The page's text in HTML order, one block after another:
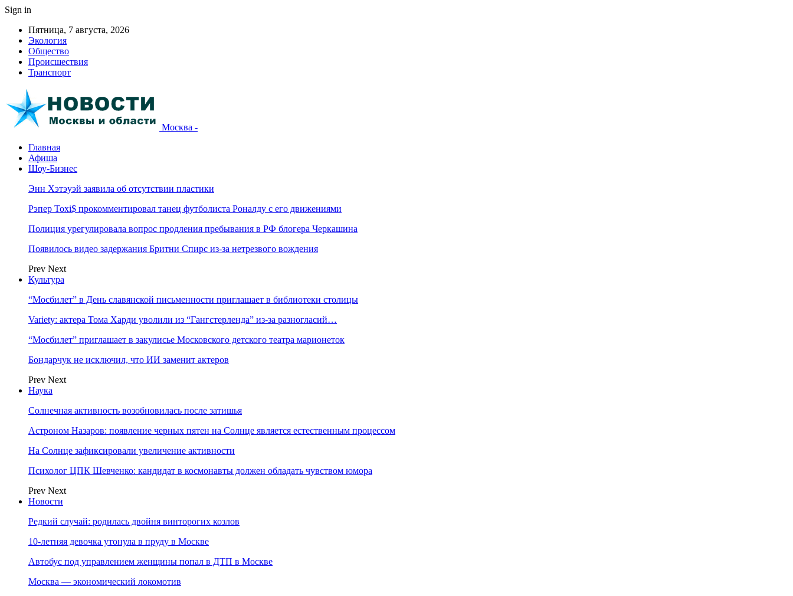
Sign in
Пятница, 7 августа, 2026
Экология
Общество
Происшествия
Транспорт
Москва -
Главная
Афиша
Шоу-Бизнес
Энн Хэтэуэй заявила об отсутствии пластики
Рэпер Toxi$ прокомментировал танец футболиста Роналду с его движениями
Полиция урегулировала вопрос продления пребывания в РФ блогера Черкашина
Появилось видео задержания Бритни Спирс из-за нетрезвого вождения
Prev Next
Культура
“Мосбилет” в День славянской письменности приглашает в библиотеки столицы
Variety: актера Тома Харди уволили из “Гангстерленда” из-за разногласий…
“Мосбилет” приглашает в закулисье Московского детского театра марионеток
Бондарчук не исключил, что ИИ заменит актеров
Prev Next
Наука
Солнечная активность возобновилась после затишья
Астроном Назаров: появление черных пятен на Солнце является естественным процессом
На Солнце зафиксировали увеличение активности
Психолог ЦПК Шевченко: кандидат в космонавты должен обладать чувством юмора
Prev Next
Новости
Редкий случай: родилась двойня винторогих козлов
10-летняя девочка утонула в пруду в Москве
Автобус под управлением женщины попал в ДТП в Москве
Москва — экономический локомотив